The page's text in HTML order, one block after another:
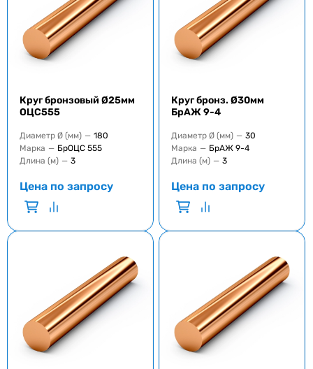
Круг бронзовый Ø25мм
ОЦС555
Диаметр Ø (мм) — 180
Марка — БрОЦС 555
Длина (м) — 3
Цена по запросу
Круг бронз. Ø30мм
БрАЖ 9-4
Диаметр Ø (мм) — 30
Марка — БрАЖ 9-4
Длина (м) — 3
Цена по запросу